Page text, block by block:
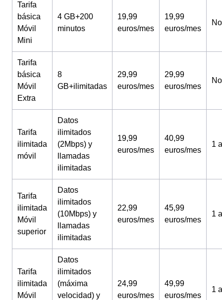
Tarifa
básica
Móvil
Mini
4 GB+200
minutos
19,99
euros/mes
19,99
euros/mes
No
Tarifa
básica
Móvil
Extra
8
GB+ilimitadas
29,99
euros/mes
29,99
euros/mes
No
Tarifa
ilimitada
móvil
Datos
ilimitados
(2Mbps) y
llamadas
ilimitadas
19,99
euros/mes
40,99
euros/mes
1
Tarifa
ilimitada
Móvil
superior
Datos
ilimitados
(10Mbps) y
llamadas
ilimitadas
22,99
euros/mes
45,99
euros/mes
1
Tarifa
ilimitada
Móvil
Datos
ilimitados
(máxima
velocidad) y
24,99
euros/mes
49,99
euros/mes
1